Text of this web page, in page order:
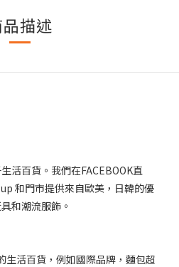
描述
活百貨。我們在FACEBOOK直
和門市提供來自歐美，日韓的優
和潮流服飾。
生活百貨，例如國際品牌，麵包超